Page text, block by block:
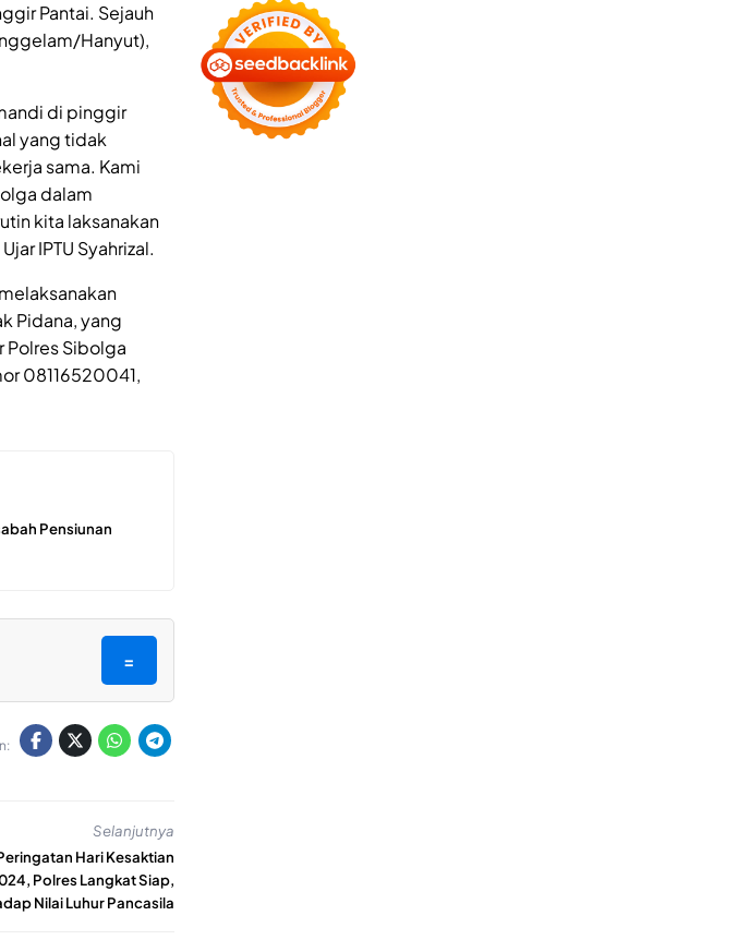
Pantai. Sejauh
Hanyut),
di pinggir
yang tidak
sama. Kami
dalam
kita laksanakan
IPTU Syahrizal.
Pidana, yang
Sibolga
08116520041,
Pensiunan
=
Selanjutnya
Hari Kesaktian
Polres Langkat Siap,
Nilai Luhur Pancasila